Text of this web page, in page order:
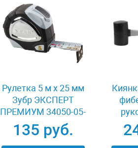
Рулетка 5 м x 25 мм
Зубр ЭКСПЕРТ
ПРЕМИУМ 34050-05-
25_z01
135 руб.